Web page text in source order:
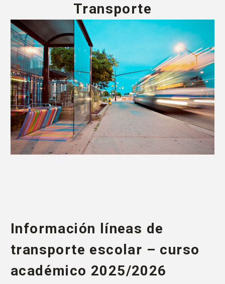
Transporte
Información líneas de
transporte escolar – curso
académico 2025/2026